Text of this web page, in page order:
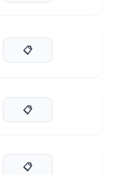
📋
📋
📋